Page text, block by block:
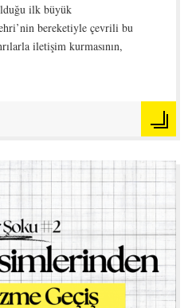
ilk büyük
bereketiyle çevrili bu
iletişim kurmasının,